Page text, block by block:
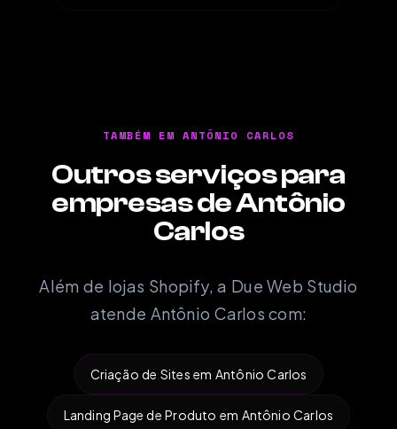
TAMBÉM EM ANTÔNIO CARLOS
Outros serviços para
empresas de Antônio
Carlos
Além de lojas Shopify, a Due Web Studio
atende Antônio Carlos com:
Criação de Sites em Antônio Carlos
Landing Page de Produto em Antônio Carlos